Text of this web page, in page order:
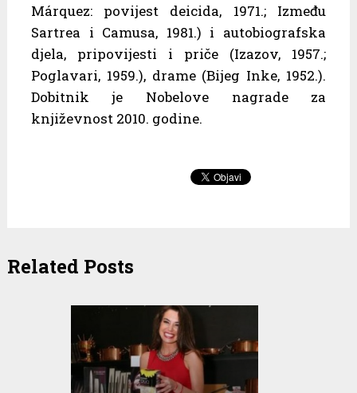
Márquez: povijest deicida, 1971.; Između
Sartrea i Camusa, 1981.) i autobiografska
djela, pripovijesti i priče (Izazov, 1957.;
Poglavari, 1959.), drame (Bijeg Inke, 1952.).
Dobitnik je Nobelove nagrade za
književnost 2010. godine.
Related Posts